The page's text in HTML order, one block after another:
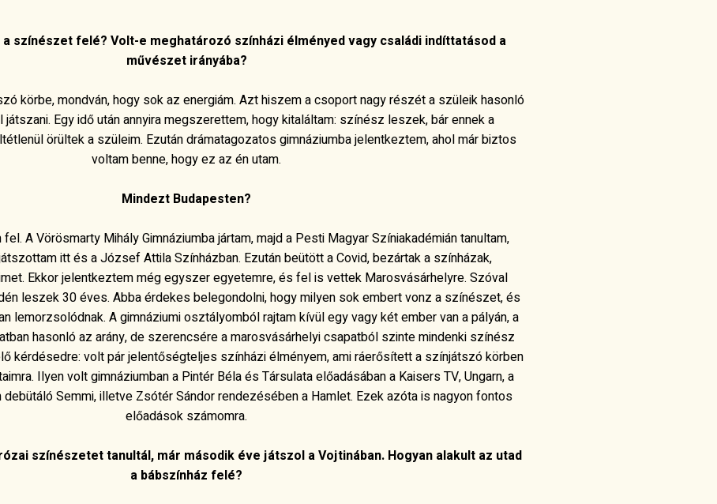
színészet felé? Volt-e meghatározó színházi élményed vagy családi indíttatásod a
művészet irányába?
körbe, mondván, hogy sok az energiám. Azt hiszem a csoport nagy részét a szüleik hasonló
Egy idő után annyira megszerettem, hogy kitaláltam: színész leszek, bár ennek a
örültek a szüleim. Ezután drámatagozatos gimnáziumba jelentkeztem, ahol már biztos
voltam benne, hogy ez az én utam.
Mindezt Budapesten?
A Vörösmarty Mihály Gimnáziumba jártam, majd a Pesti Magyar Színiakadémián tanultam,
itt és a József Attila Színházban. Ezután beütött a Covid, bezártak a színházak,
. Ekkor jelentkeztem még egyszer egyetemre, és fel is vettek Marosvásárhelyre. Szóval
leszek 30 éves. Abba érdekes belegondolni, hogy milyen sok embert vonz a színészet, és
lemorzsolódnak. A gimnáziumi osztályomból rajtam kívül egy vagy két ember van a pályán, a
hasonló az arány, de szerencsére a marosvásárhelyi csapatból szinte mindenki színész
kérdésedre: volt pár jelentőségteljes színházi élményem, ami ráerősített a színjátszó körben
Ilyen volt gimnáziumban a Pintér Béla és Társulata előadásában a Kaisers TV, Ungarn,a
debütálóSemmi, illetve Zsótér Sándor rendezésében a Hamlet. Ezek azóta is nagyon fontos
előadások számomra.
színészetet tanultál, már második éve játszol a Vojtinában. Hogyan alakult az utad
a bábszínház felé?